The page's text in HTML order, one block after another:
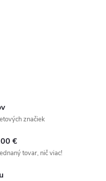
značiek
€
tovar, nič viac!